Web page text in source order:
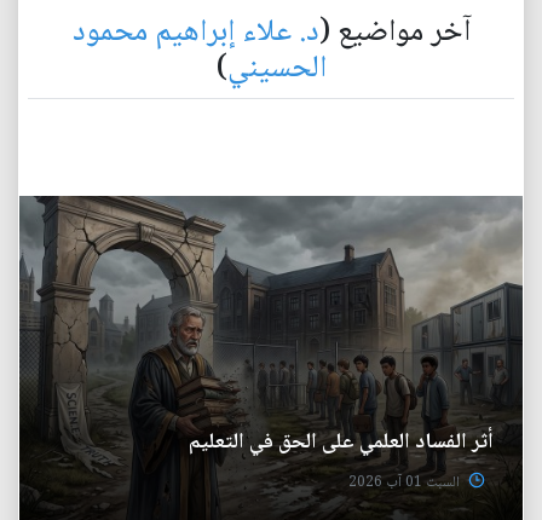
آخر مواضيع (د. علاء إبراهيم محمود
الحسيني)
أثر الفساد العلمي على الحق في التعليم
السبت 01 آب 2026